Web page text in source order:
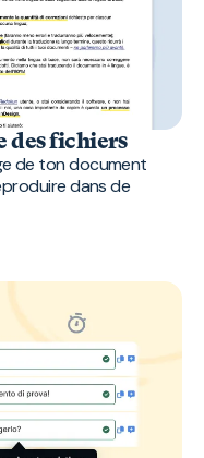
des fichiers
de ton document
dans de